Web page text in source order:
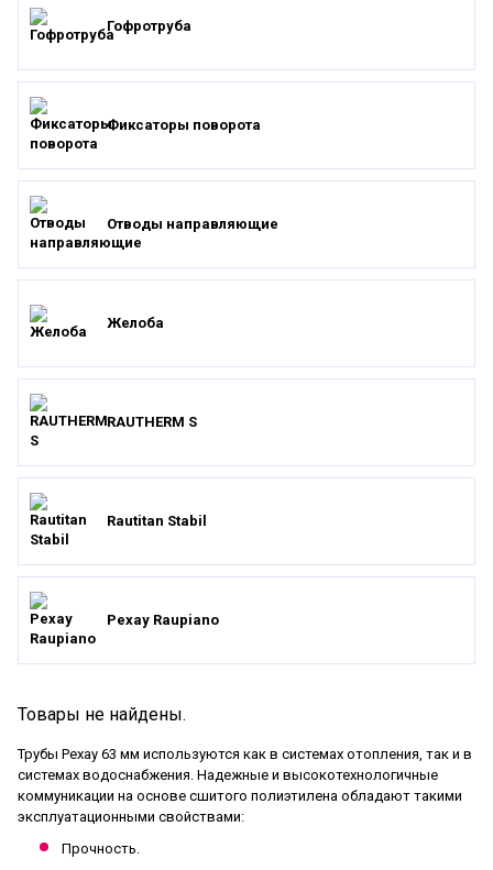
Гофротруба
Фиксаторы поворота
Отводы направляющие
Желоба
RAUTHERM S
Rautitan Stabil
Рехау Raupiano
Товары не найдены.
Трубы Рехау 63 мм используются как в системах отопления, так и в
системах водоснабжения. Надежные и высокотехнологичные
коммуникации на основе сшитого полиэтилена обладают такими
эксплуатационными свойствами:
Прочность.